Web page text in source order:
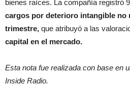
bienes raíces. La compañía registró
cargos por deterioro intangible no
trimestre, que atribuyó a las
capital en el mercado.
Esta nota fue realizada con base en
Inside Radio.